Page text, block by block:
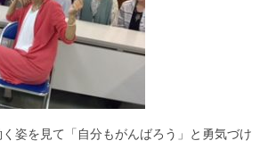
姿を見て「自分もがんばろう」と勇気づけ